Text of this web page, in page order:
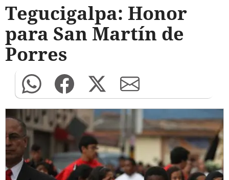
Tegucigalpa: Honor
para San Martín de
Porres